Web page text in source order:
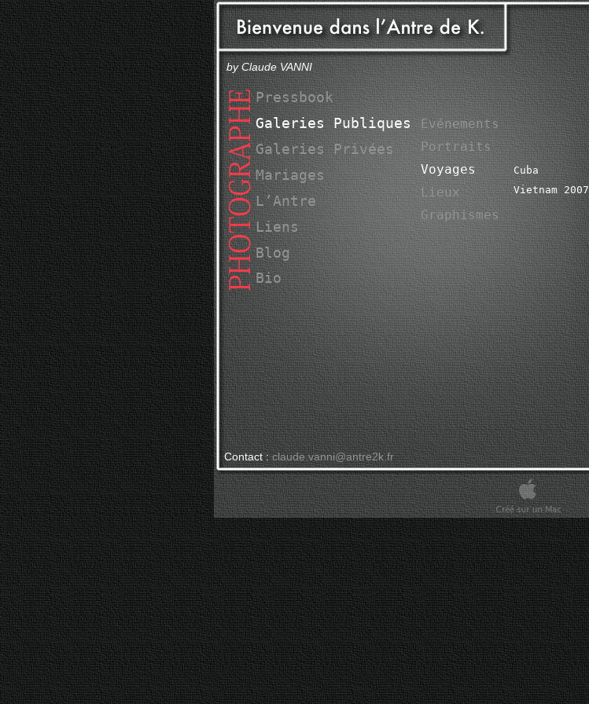
by Claude VANNI
Galeries Publiques
Galeries Privées
Mariages
L’Antre
Liens
Evénements
Portraits
Voyages
Lieux
Graphismes
Contact :claude.vanni@antre2k.fr
Pressbook
Cuba
Vietnam 2007
Blog
Bio